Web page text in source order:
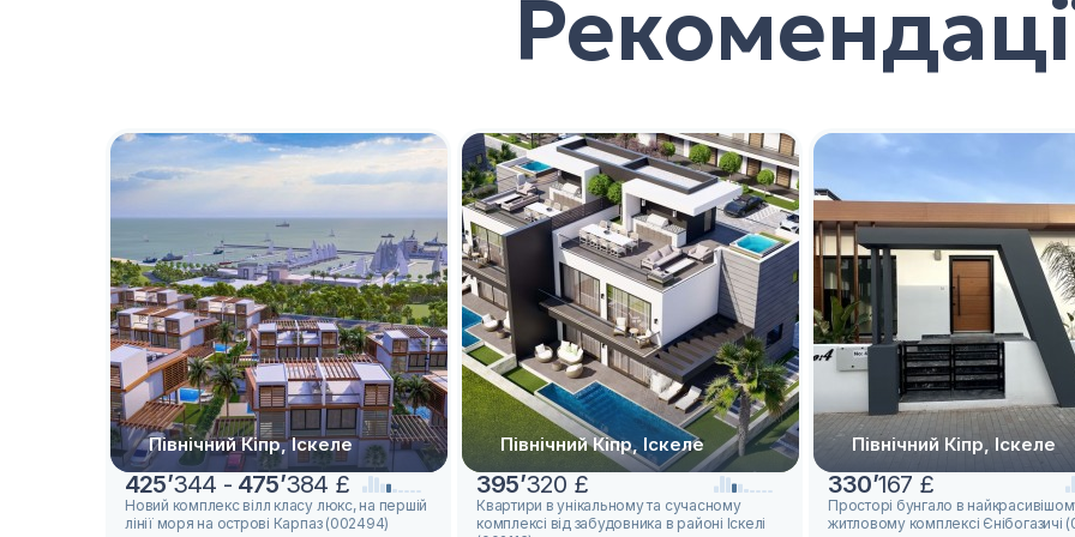
Північний Кіпр, Іскеле
425’344 - 475’384 £
Новий комплекс вілл класу люкс, на першій
лінії моря на острові Карпаз (002494)
Північний Кіпр, Іскеле
395’320 £
Квартири в унікальному та сучасному
комплексі від забудовника в районі Іскелі
Північний Кіпр, Іскеле
330’167 £
Просторі бунгало в
житловому комплексі Єнібогазичі